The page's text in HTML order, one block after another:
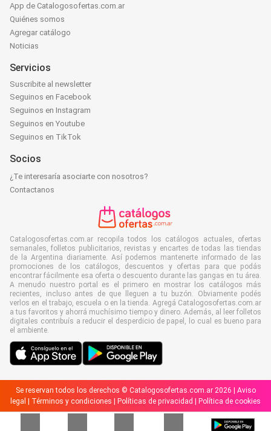
App de Catalogosofertas.com.ar
Quiénes somos
Agregar catálogo
Noticias
Servicios
Suscribite al newsletter
Seguinos en Facebook
Seguinos en Instagram
Seguinos en Youtube
Seguinos en TikTok
Socios
¿Te interesaría asociarte con nosotros?
Contactanos
Catalogosofertas.com.ar recopila todos los catálogos actuales, ofertas
semanales, folletos publicitarios, revistas y encartes de todas las tiendas
de la Argentina diariamente. Así podemos mantenerte informado de las
promociones de los catálogos, descuentos y ofertas para que podás
encontrar fácilmente esa oferta o descuento durante las gangas en tu área.
A menudo nuestro portal es el primero en mostrar los catálogos más
recientes, incluso antes de que lleguen a tu buzón. Obviamente podés
verlos en el trabajo, escuela o en la tienda. Agregá Catalogosofertas.com.ar
a tus favoritos y ahorrá muchísimo tiempo y dinero. Además, al leer folletos
digitales contribuís a reducir el desperdicio de papel, lo cual es bueno para
el ambiente.
Se reservan todos los derechos © Catalogosofertas.com.ar 2026 | Aviso
legal | Términos y condiciones | Políticas de privacidad | Política de cookies